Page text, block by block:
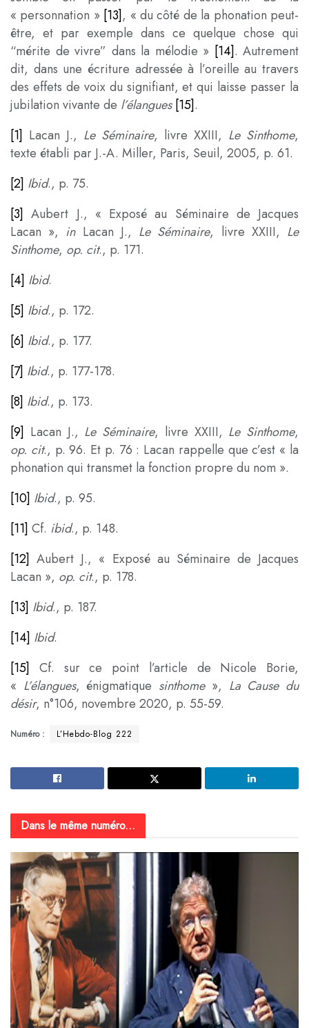
« personnation » [13], « du côté de la phonation peut-
être, et par exemple dans ce quelque chose qui
“mérite de vivre” dans la mélodie » [14]. Autrement
dit, dans une écriture adressée à l’oreille au travers
des effets de voix du signifiant, et qui laisse passer la
jubilation vivante de l’élangues [15].
[1] Lacan J., Le Séminaire, livre XXIII, Le Sinthome,
texte établi par J.-A. Miller, Paris, Seuil, 2005, p. 61.
[2] Ibid., p. 75.
[3] Aubert J., « Exposé au Séminaire de Jacques
Lacan », inLacan J., Le Séminaire, livre XXIII, Le
Sinthome, op. cit., p. 171.
[4] Ibid.
[5] Ibid., p. 172.
[6] Ibid., p. 177.
[7] Ibid., p. 177-178.
[8] Ibid., p. 173.
[9] Lacan J., Le Séminaire, livre XXIII, Le Sinthome,
op. cit., p. 96. Et p. 76 : Lacan rappelle que c’est « la
phonation qui transmet la fonction propre du nom ».
[10] Ibid., p. 95.
[11] Cf. ibid., p. 148.
[12] Aubert J., « Exposé au Séminaire de Jacques
Lacan », op. cit., p. 178.
[13] Ibid., p. 187.
[14] Ibid.
[15]
Cf. sur ce point l’article de Nicole Borie,
« L’élangues, énigmatique sinthome», La Cause du
désir, n°106, novembre 2020, p. 55-59.
Numéro : L’Hebdo-Blog 222
Dans le même numéro...